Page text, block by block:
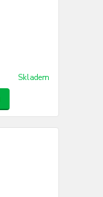
Skladem